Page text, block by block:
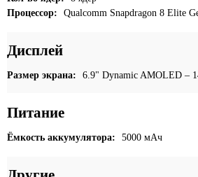
Процессор:
Qualcomm Snapdragon 8 Elite
Дисплей
Размер экрана: 6.9" Dynamic AMOLED –
Питание
Ёмкость аккумулятора: 5000 мАч